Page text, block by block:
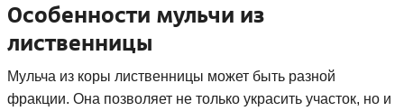
Особенности мульчи из
лиственницы
Мульча из коры лиственницы может быть разной
фракции. Она позволяет не только украсить участок, но и